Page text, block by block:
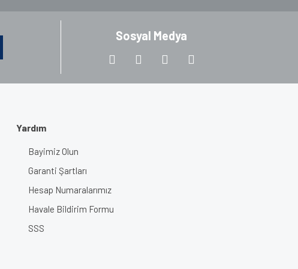
Sosyal Medya
Yardım
Bayimiz Olun
Garanti Şartları
Hesap Numaralarımız
Havale Bildirim Formu
SSS